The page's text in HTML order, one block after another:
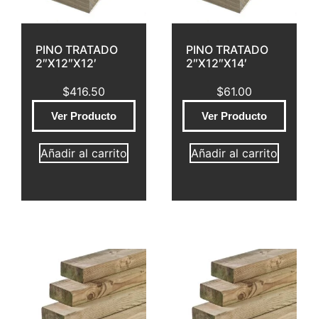
PINO TRATADO
2″X12″X12′
$416.50
Ver Producto
Añadir al carrito
PINO TRATADO
2″X12″X14′
$61.00
Ver Producto
Añadir al carrito